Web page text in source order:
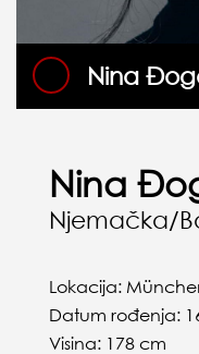
Nina
Nina
Njemačka/
Lokacija:
Datum rođenja:
Visina: 178 cm